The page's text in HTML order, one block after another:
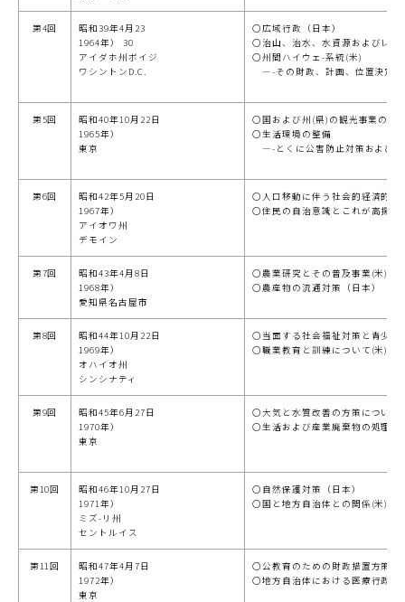
第4回
昭和39年4月23
1964年） 30
アイダホ州ボイジ
ワシントンD.C.
○広域行政（日本）
○治山、治水、水資源およびレク
○州間ハイウェ-系統(米)
―-その財政、計画、位置決定
第5回
昭和40年10月22日
1965年）
東京
○国および州(県)の観光事業の振
○生活環境の整備
―-とくに公害防止対策および
第6回
昭和42年5月20日
1967年）
アイオワ州
デモイン
○人口移動に伴う社会的経済的諸
○住民の自治意識とこれが高揚に
第7回
昭和43年4月8日
1968年）
愛知県名古屋市
○農業研究とその普及事業(米)
○農産物の流通対策（日本）
第8回
昭和44年10月22日
1969年）
オハイオ州
シンシナティ
○当面する社会福祉対策と青少年
○職業教育と訓練について(米)
第9回
昭和45年6月27日
1970年）
東京
○大気と水質改善の方策について
○生活および産業廃棄物の処理対
第10回
昭和46年10月27日
1971年）
ミズ-リ州
セントルイス
○自然保護対策（日本）
○国と地方自治体との関係(米)
第11回
昭和47年4月7日
1972年）
東京
○公教育のための財政措置方策に
○地方自治体における医療行政に